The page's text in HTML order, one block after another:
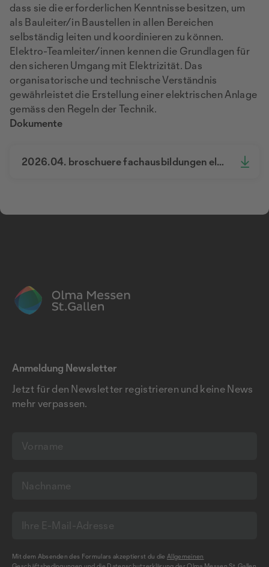
dass sie die erforderlichen Kenntnisse besitzen, um
als Bauleiter/in Baustellen in allen Bereichen
selbständig leiten und koordinieren zu können.
Elektro-Teamleiter/innen kennen die Grundlagen für
den sicheren Umgang mit Elektrizität. Das
organisatorische und technische Verständnis
gewährleistet die Erstellung einer elektrischen Anlage
gemäss den Regeln der Technik.
Dokumente
2026.04. broschuere fachausbildungen elektroinstallation web.pdf
Anmeldung Newsletter
Jetzt für den Newsletter registrieren und keine News
mehr verpassen.
Mit dem Absenden des Formulars akzeptierst du dieAllgemeinen